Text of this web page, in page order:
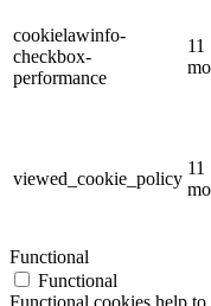
cookielawinfo-
checkbox-
performance
11
viewed_cookie_policy
11
Functional
Functional